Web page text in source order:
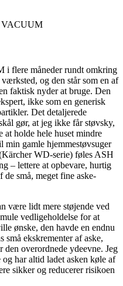
i flere måneder rundt omkring
og den står som en af
faktisk nyder at bruge. Den
ikke som en generisk
Det detaljerede
gør, at jeg ikke får støvsky,
at holde hele huset mindre
min gamle hjemmestøvsuger
WD-serie) føles ASH
– lettere at opbevare, hurtig
de små, meget fine aske-
være lidt mere støjende ved
vedligeholdelse for at
ønske, den havde en endnu
små ekskrementer af aske,
den overordnede ydeevne. Jeg
har altid ladet asken køle af
sikker og reducerer risikoen